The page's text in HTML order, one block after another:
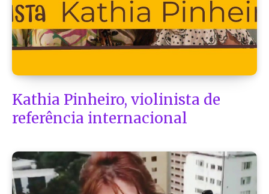
Kathia Pinheiro, violinista de
referência internacional